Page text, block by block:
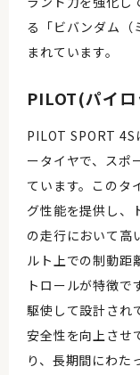
る「ビバンダム（
まれています。
PILOT(パイ
PILOT SPORT 4S
ータイヤで、スポ
ています。このタ
グ性能を提供し、
の走行において高
ルト上での制動距
トロールが特徴で
駆使して設計され
安全性を向上させ
り、長期間にわた